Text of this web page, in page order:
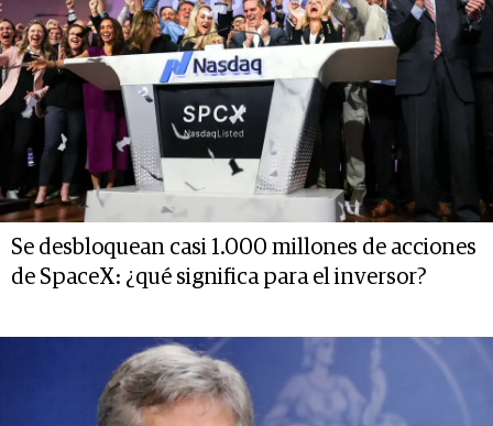
Se desbloquean casi 1.000 millones de acciones
de SpaceX: ¿qué significa para el inversor?